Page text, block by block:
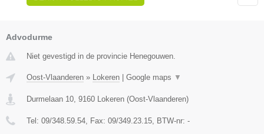
Advodurme
Niet gevestigd in de provincie Henegouwen.
Oost-Vlaanderen » Lokeren Google maps ▼
Durmelaan 10 9160 Lokeren (Oost-Vlaanderen)
Tel: 09/348.59.54 , Fax: 09/349.23.15 , BTW-nr: -